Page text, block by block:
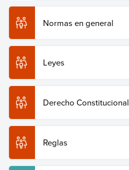
Normas en general
Leyes
Derecho Constitucional
Reglas